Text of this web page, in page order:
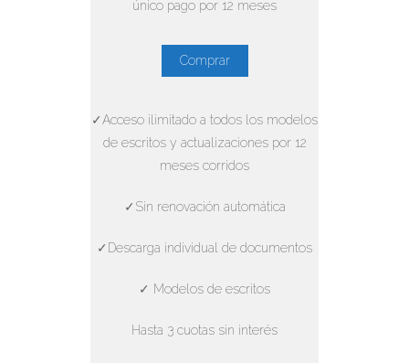
único pago por 12 meses
Comprar
✓Acceso ilimitado a todos los modelos
de escritos y actualizaciones por 12
meses corridos
✓Sin renovación automática
✓Descarga individual de documentos
✓ Modelos de escritos
Hasta 3 cuotas sin interés